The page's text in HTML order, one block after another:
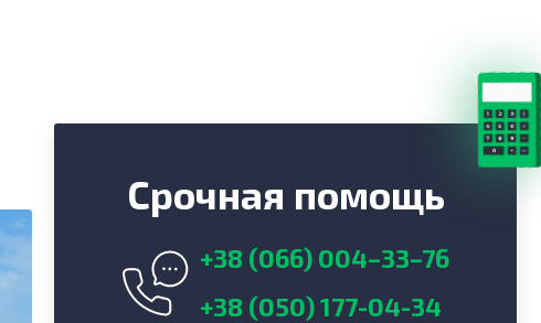
Срочная помощь
+38 (066) 004–33–76
+38 (050) 177-04-34